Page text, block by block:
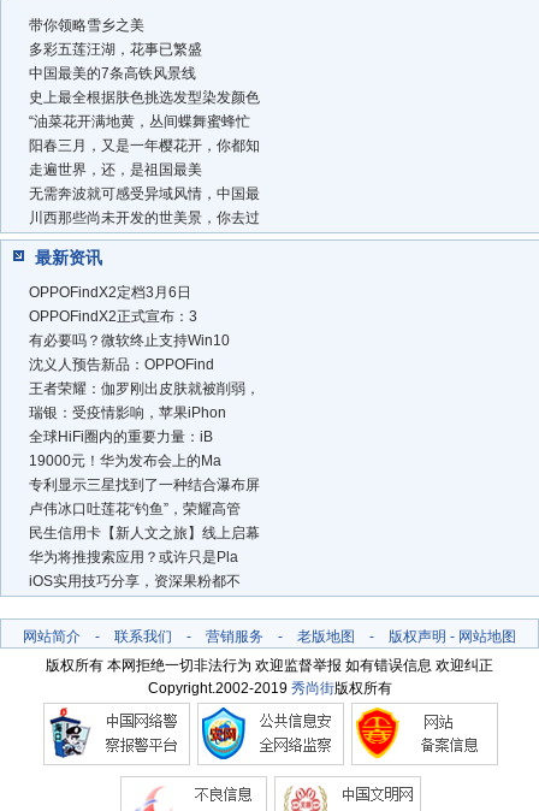
带你领略雪乡之美
多彩五莲汪湖，花事已繁盛
中国最美的7条高铁风景线
史上最全根据肤色挑选发型染发颜色
“油菜花开满地黄，丛间蝶舞蜜蜂忙
阳春三月，又是一年樱花开，你都知
走遍世界，还，是祖国最美
无需奔波就可感受异域风情，中国最
川西那些尚未开发的世美景，你去过
最新资讯
OPPOFindX2定档3月6日
OPPOFindX2正式宣布：3
有必要吗？微软终止支持Win10
沈义人预告新品：OPPOFind
王者荣耀：伽罗刚出皮肤就被削弱，
瑞银：受疫情影响，苹果iPhon
全球HiFi圈内的重要力量：iB
19000元！华为发布会上的Ma
专利显示三星找到了一种结合瀑布屏
卢伟冰口吐莲花“钓鱼”，荣耀高管
民生信用卡【新人文之旅】线上启幕
华为将推搜索应用？或许只是Pla
iOS实用技巧分享，资深果粉都不
网站简介 - 联系我们 - 营销服务 - 老版地图 - 版权声明 - 网站地图
版权所有 本网拒绝一切非法行为 欢迎监督举报 如有错误信息 欢迎纠正
Copyright.2002-2019 秀尚街版权所有